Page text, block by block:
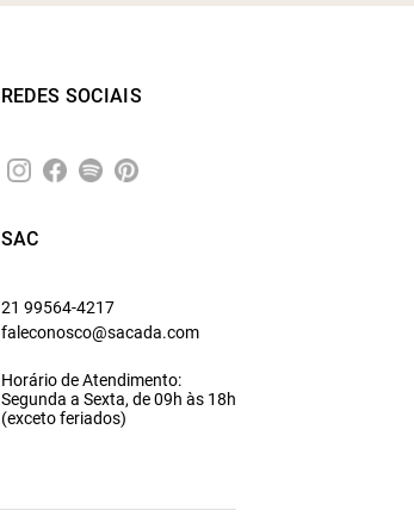
REDES SOCIAIS
SAC
21 99564-4217
faleconosco@sacada.com
Horário de Atendimento:
Segunda a Sexta, de 09h às 18h
(exceto feriados)